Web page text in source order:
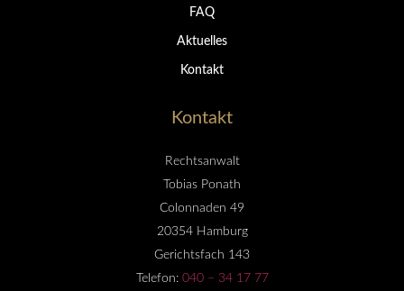
FAQ
Aktuelles
Kontakt
Kontakt
Rechtsanwalt
Tobias Ponath
Colonnaden 49
20354 Hamburg
Gerichtsfach 143
Telefon: 040 – 34 17 77